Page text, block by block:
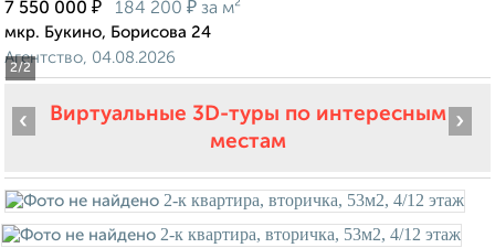
2/2
7 550 000 ₽ 184 200 ₽ за м²
мкр. Букино, Борисова 24
Агентство, 04.08.2026
Виртуальные 3D-туры по интересным
местам
‹ ›